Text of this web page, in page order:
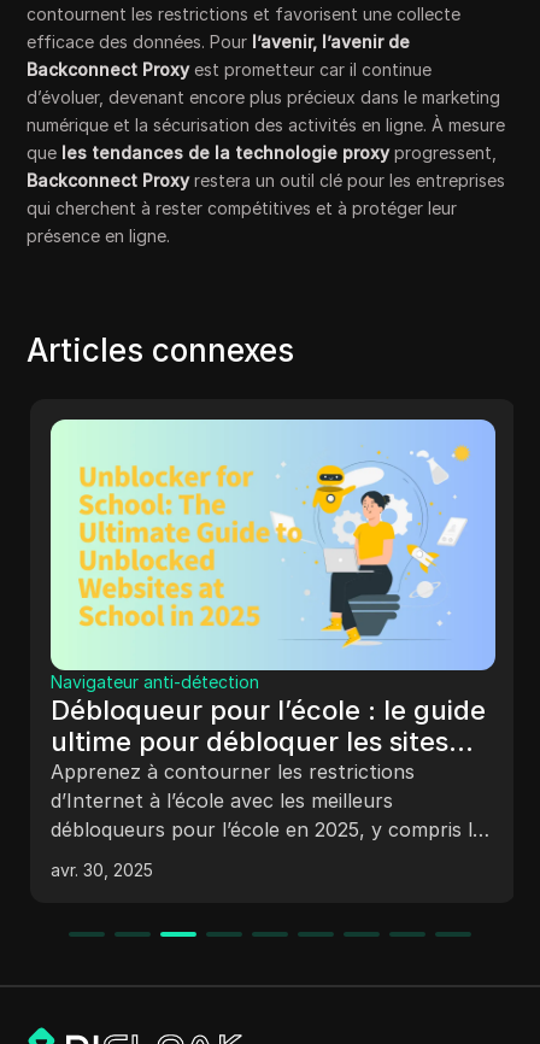
contournent les restrictions et favorisent une collecte
efficace des données. Pour l’avenir, l’avenir de
Backconnect Proxyest prometteur car il continue
d’évoluer, devenant encore plus précieux dans le marketing
numérique et la sécurisation des activités en ligne. À mesure
que les tendances de la technologie proxyprogressent,
Backconnect Proxyrestera un outil clé pour les entreprises
qui cherchent à rester compétitives et à protéger leur
présence en ligne.
Articles connexes
Navigateur anti-détection
Débloqueur pour l’école : le guide
ultime pour débloquer les sites
Web à l’école en 2025
Apprenez à contourner les restrictions
d’Internet à l’école avec les meilleurs
débloqueurs pour l’école en 2025, y compris le
VPN, les proxys et le navigateur DICloak
Antidetect. Trouvez des réponses aux FAQ et
avr. 30, 2025